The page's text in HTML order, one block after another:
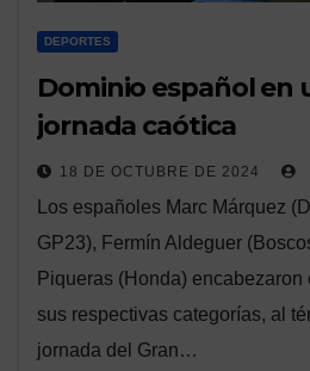
DEPORTES
Dominio español en
jornada caótica
18 DE OCTUBRE DE 2024
Los españoles Marc Márquez
GP23), Fermín Aldeguer
Piqueras (Honda)
sus respectivas categorías, al
jornada del Gran…